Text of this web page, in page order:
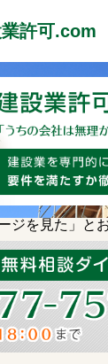
許可.com
ジを見た」と